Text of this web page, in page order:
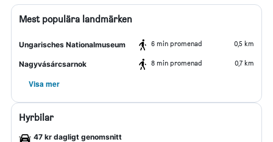
Mest populära landmärken
Ungarisches Nationalmuseum 6 min promenad 0,5 km
Nagyvásárcsarnok 8 min promenad 0,7 km
Visa mer
Hyrbilar
47 kr dagligt genomsnitt